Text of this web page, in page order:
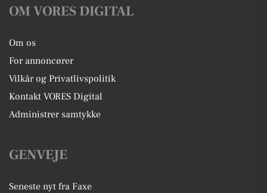
OM VORES DIGITAL
Om os
For annoncører
Vilkår og Privatlivspolitik
Kontakt VORES Digital
Administrer samtykke
GENVEJE
Seneste nyt fra Faxe